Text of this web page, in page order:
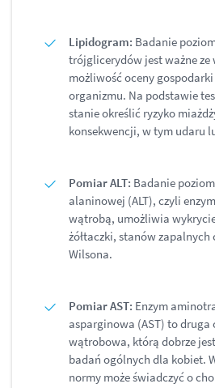
Lipidogram: Badanie
trójglicerydów jest ważne ze
możliwość oceny gospodarki
organizmu. Na podstawie
stanie określić ryzyko
konsekwencji, w tym udaru
Pomiar ALT: Badanie
alaninowej (ALT), czyli
wątrobą, umożliwia
żółtaczki, stanów zapalnych
Wilsona.
Pomiar AST: Enzym
asparginowa (AST) to druga
wątrobowa, którą dobrze
badań ogólnych dla kobiet.
normy może świadczyć o